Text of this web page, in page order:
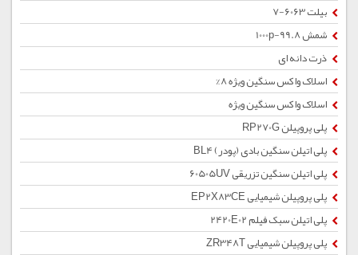
بیلت 6063-7
شمش 1000p-99.8
ذرت دانه ای
اسلاک واکس سنگین ویژه 8%
اسلاک واکس سنگین ویژه
پلی پروپیلن RP270G
پلی اتیلن سنگین بادی (پودر) BL4
پلی اتیلن سنگین تزریقی 60505UV
پلی پروپیلن شیمیایی EP2X83CE
پلی اتیلن سبک فیلم 2420E02
پلی پروپیلن شیمیایی ZR348T